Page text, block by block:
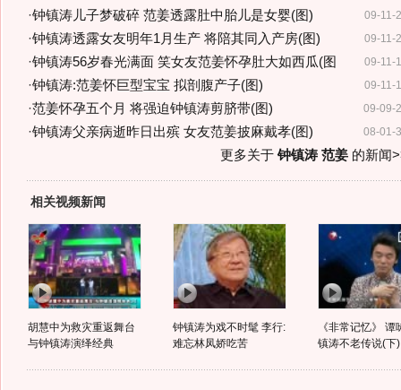
09-11-
·钟镇涛儿子梦破碎 范姜透露肚中胎儿是女婴(图)
09-11-
·钟镇涛透露女友明年1月生产 将陪其同入产房(图)
09-11-
·钟镇涛56岁春光满面 笑女友范姜怀孕肚大如西瓜(图
09-11-
·钟镇涛:范姜怀巨型宝宝 拟剖腹产子(图)
09-09-
·范姜怀孕五个月 将强迫钟镇涛剪脐带(图)
08-01-
·钟镇涛父亲病逝昨日出殡 女友范姜披麻戴孝(图)
更多关于 钟镇涛 范姜的新闻
相关视频新闻
胡慧中为救灾重返舞台
与钟镇涛演绎经典
钟镇涛为戏不时髦 李行:
难忘林凤娇吃苦
《非常记忆》 谭
镇涛不老传说(下)